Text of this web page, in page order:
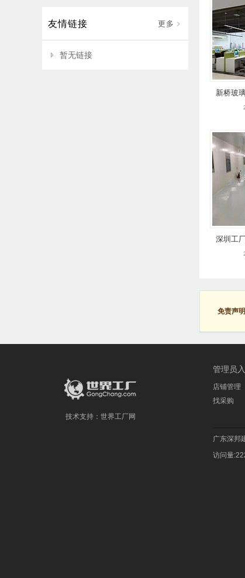
更多
友情链接
暂无链接
新桥玻
公室
深圳工
房设
免责声明
技术支持： 世界工厂网
管理员
店铺管理
找采购
广东深邦
访问量